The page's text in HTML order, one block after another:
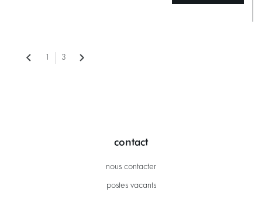
3
contact
nous contacter
postes vacants